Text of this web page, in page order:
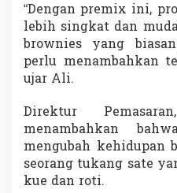
u
a
n
g
n
i
s
M
a
“Dengan premix ini,
lebih singkat dan
brownies yang
perlu menambahkan
ujar Ali.
Direktur
menambahkan
mengubah kehidupan
seorang tukang sate
kue dan roti.